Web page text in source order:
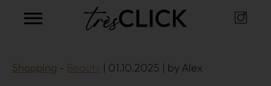
Shopping Beauty | 01.10.2025 | by Alex